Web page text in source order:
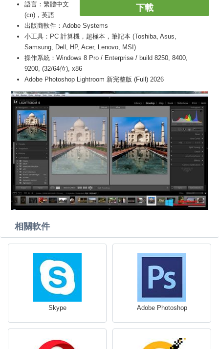
下載
語言：繁體中文
(cn)，英語
出版商軟件：Adobe Systems
小工具：PC 計算機，超極本，筆記本 (Toshiba, Asus,
Samsung, Dell, HP, Acer, Lenovo, MSI)
操作系統：Windows 8 Pro / Enterprise / build 8250, 8400,
9200, (32/64位), x86
Adobe Photoshop Lightroom 新完整版 (Full) 2026
相關軟件
Skype Adobe Photoshop